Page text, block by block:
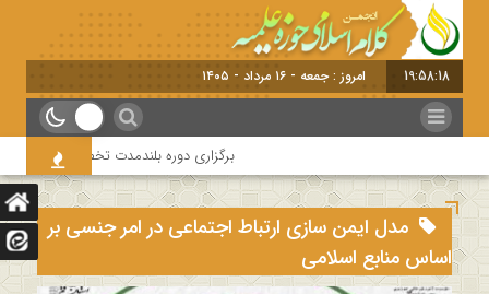
19:58:18 امروز : جمعه - ۱۶ مرداد - ۱۴۰۵
برگزاری دوره بلندمدت تخصصی و کارگاه
مدل ایمن سازی ارتباط اجتماعی در امر جنسی بر
اساس منابع اسلامی